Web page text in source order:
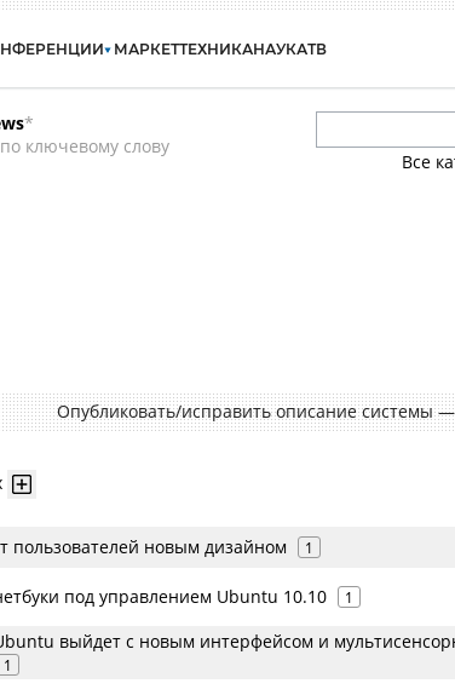
МАРКЕТТЕХНИКАНАУКАТВ
*
ключевому слову
Все
Опубликовать/исправить описание системы
пользователей новым дизайном 1
под управлением Ubuntu 10.10 1
выйдет с новым интерфейсом и
1